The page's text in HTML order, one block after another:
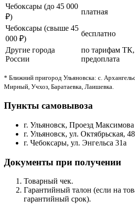
Чебоксары (до 45 000
₽)
платная
Чебоксары (свыше 45
000 ₽)
бесплатно
Другие города
России
по тарифам
предоплата
* Ближний пригород Ульяновска: с.
Мирный, Учхоз, Баратаевка, Лаишевка.
Пункты самовывоза
г. Ульяновск, Проезд
г. Ульяновск, ул. Октябрьская, 48
г. Чебоксары, ул. Энгельса 31а
Документы при получении
Товарный чек.
Гарантийный талон (если на
гарантийный срок).